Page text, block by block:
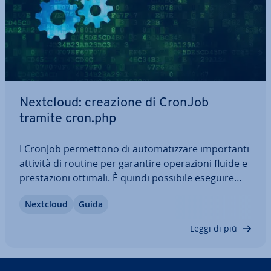
Nextcloud: creazione di CronJob
tramite cron.php
I CronJob per­met­to­no di au­to­ma­tiz­za­re im­por­tan­ti
attività di routine per garantire ope­ra­zio­ni fluide e
pre­sta­zio­ni ottimali. È quindi possibile eseguire
ten­zio­ne, uti­liz­zan­do Cron, AJAX o WebCron. In
Nextcloud Guida
Leggi di più